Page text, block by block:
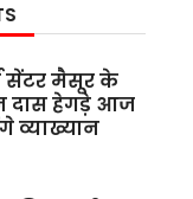
सेंटर मैसूर के
दास हेगड़े आज
व्याख्यान